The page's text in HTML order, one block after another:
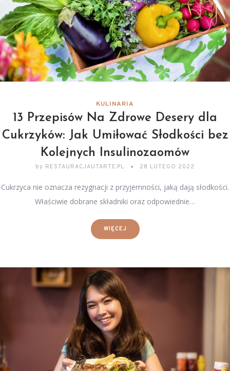
KULINARIA
13 Przepisów Na Zdrowe Desery dla
Cukrzyków: Jak Umiłować Słodkości bez
Kolejnych Insulinozaomów
by RESTAURACJAUTARTE.PL 28 LUTEGO 2022
Cukrzyca nie oznacza rezygnacji z przyjemności, jaką dają słodkości.
Właściwie dobrane składniki oraz odpowiednie…
WIĘCEJ